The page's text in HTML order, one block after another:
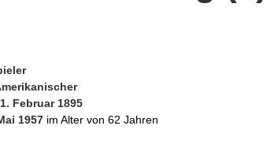
Februar 1895
1957 im Alter von 62 Jahren